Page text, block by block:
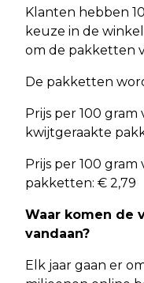
Klanten hebben
keuze in de
om de pakketten
De pakketten
Prijs per 100 gram
kwijtgeraakte
Prijs per 100
pakketten: € 2,79
Waar komen de
vandaan?
Elk jaar gaan er